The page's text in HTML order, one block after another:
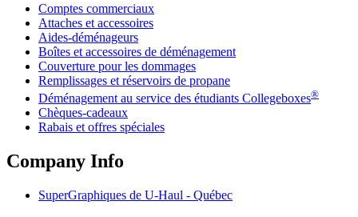
Comptes commerciaux
Attaches et accessoires
Aides-déménageurs
Boîtes et accessoires de déménagement
Couverture pour les dommages
Remplissages et réservoirs de propane
Déménagement au service des étudiants Collegeboxes®
Chèques-cadeaux
Rabais et offres spéciales
Company Info
SuperGraphiques de U-Haul - Québec